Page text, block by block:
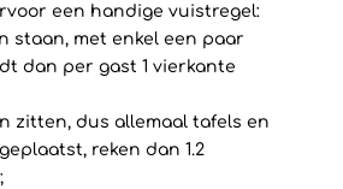
een handige vuistregel:
staan, met enkel een paar
dan per gast 1 vierkante
zitten, dus allemaal tafels en
reken dan 1.2